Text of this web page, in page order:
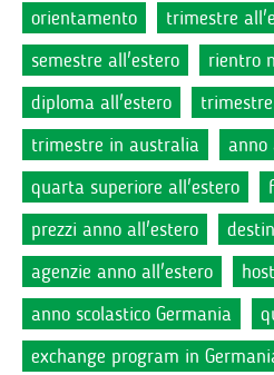
orientamento
trimestre
semestre all'estero
rientro
diploma all'estero
trimestre in australia
anno
quarta superiore all'estero
prezzi anno all'estero
agenzie anno all'estero
anno scolastico Germania
exchange program in